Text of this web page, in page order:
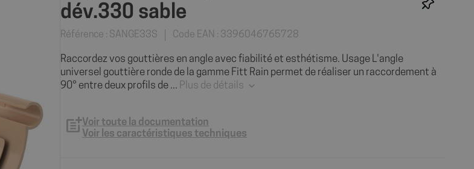
dév.330 sable
Référence : SANGE33S Code EAN : 3396046765728
Raccordez vos gouttières en angle avec fiabilité et esthétisme. Usage L'angle
universel gouttière ronde de la gamme Fitt Rain permet de réaliser un raccordement à
90° entre deux profils de ... Plus de détails
Voir toute la documentation
Voir les caractéristiques techniques